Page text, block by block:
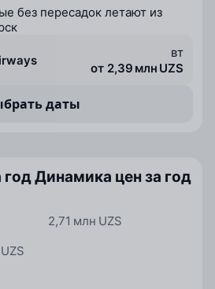
без пересадок летают из
вт
от 2,39 млн UZS
даты
годДинамика цен за год
2,71 млн UZS